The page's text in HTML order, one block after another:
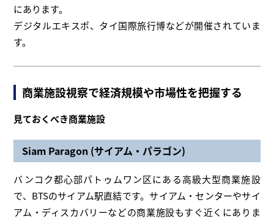
にあります。
デジタルエキスポ、タイ国際旅行博などが開催されていま
す。
商業施設視察で経済規模や市場性を把握する
見ておくべき商業施設
Siam Paragon (サイアム・パラゴン)
バンコク都心部パトゥムワン区にある高級大型商業施設
で、BTSのサイアム駅直結です。サイアム・センターやサイ
アム・ディスカバリーなどの商業施設もすぐ近くにありま